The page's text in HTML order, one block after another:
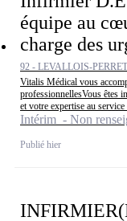
équipe au
charge des
92 - LEVALLOIS-PERRET
Vitalis Médical vous
professionnellesVous êtes
et votre expertise au
Intérim - Non
Publié hier